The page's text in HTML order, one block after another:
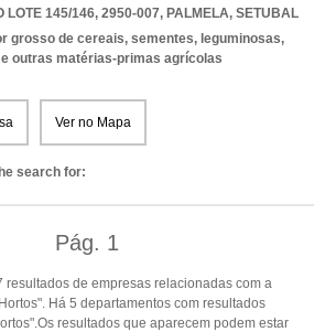
LOTE 145/146, 2950-007, PALMELA, SETUBAL
grosso de cereais, sementes, leguminosas,
outras matérias-primas agrícolas
Ver no Mapa
search for:
Pág. 1
resultados de empresas relacionadas com a
Há 5 departamentos com resultados
resultados que aparecem podem estar